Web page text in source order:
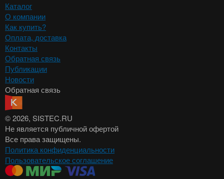
Каталог
О компании
Как купить?
Оплата, доставка
Контакты
Обратная связь
Публикации
Новости
Обратная связь
© 2026, SISTEC.RU
Не является публичной офертой
Все права защищены.
Политика конфиденциальности
Пользовательское соглашение